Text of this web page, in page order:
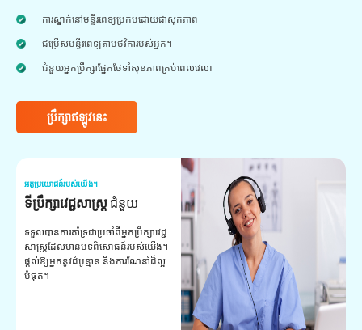
ការស្នាក់នៅមន្ទីរពេទ្យប្រកបដោយផាសុកភាព
ជម្រើសមន្ទីរពេទ្យតាមថវិការបស់អ្នក។
ជំនួយអ្នកប្រឹក្សាផ្នែកថែទាំសុខភាពគ្រប់ពេលវេលា
ប្រឹក្សាឥឡូវនេះ
អត្ថប្រយោជន៍របស់យើង។
ទីប្រឹក្សាវេជ្ជសាស្ត្រជំនួយ
ទទួលបានការគាំទ្រជាប្រចាំពីអ្នកប្រឹក្សាវេជ្ជ
សាស្ត្រដែលមានបទពិសោធន៍របស់យើង។
ផ្តល់ឱ្យអ្នកនូវដំបូន្មាន និងការណែនាំដ៏ល្អ
បំផុត។